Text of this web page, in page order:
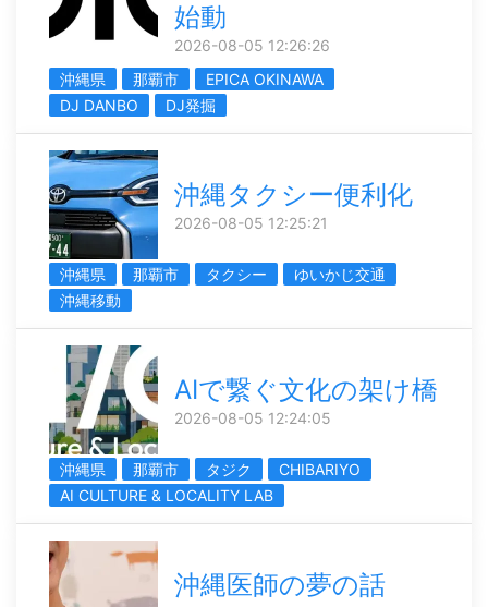
始動
2026-08-05 12:26:26
沖縄県
那覇市
EPICA OKINAWA
DJ DANBO
DJ発掘
沖縄タクシー便利化
2026-08-05 12:25:21
沖縄県 那覇市 タクシー
ゆいかじ交通
沖縄移動
AIで繋ぐ文化の架け橋
2026-08-05 12:24:05
沖縄県 那覇市 タジク
CHIBARIYO
AI CULTURE & LOCALITY LAB
沖縄医師の夢の話